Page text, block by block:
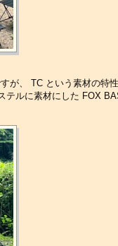
、 TC という素材の特
ルに素材にした FOX